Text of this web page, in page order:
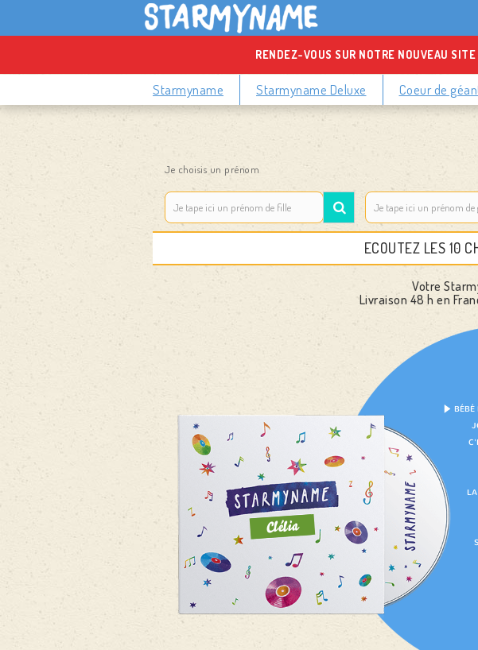
RENDEZ-VOUS SUR NOTRE NOUVEAU SITE
Starmyname Starmyname Deluxe Coeur de
Je choisis un prénom
ECOUTEZ LES 10
Votre
Livraison 48 h en
Clélia